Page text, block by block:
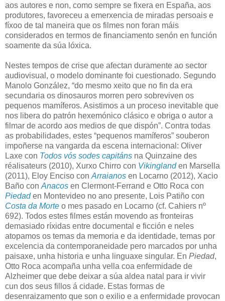
aos autores e non, como sempre se fixera en España, aos
produtores, favoreceu a emerxencia de miradas persoais e
fíxoo de tal maneira que os filmes non foran máis
considerados en termos de financiamento senón en función
soamente da súa lóxica.
Nestes tempos de crise que afectan duramente ao sector
audiovisual, o modelo dominante foi cuestionado. Segundo
Manolo González, “do mesmo xeito que no fin da era
secundaria os dinosauros morren pero sobreviven os
pequenos mamíferos. Asistimos a un proceso inevitable que
nos libera do patrón hexemónico clásico e obriga o autor a
filmar de acordo aos medios de que dispón”. Contra todas
as probabilidades, estes “pequenos mamíferos” souberon
impoñerse na vangarda da escena internacional: Oliver
Laxe con Todos vós sodes capitáns na Quinzaine des
réalisateurs (2010), Xurxo Chirro con Vikinglanden Marsella
(2011), Eloy Enciso con Arraianos en Locarno (2012), Xacio
Baño con Anacos en Clermont-Ferrand e Otto Roca con
Piedaden Montevideo no ano presente, Lois Patiño con
Costa da Morte o mes pasado en Locarno (cf. Cahiers nº
692). Todos estes filmes están movendo as fronteiras
demasiado ríxidas entre documental e ficción e neles
atopamos os temas da memoria e da identidade, temas por
excelencia da contemporaneidade pero marcados por unha
paisaxe, unha historia e unha linguaxe singular. En Piedad,
Otto Roca acompaña unha vella coa enfermidade de
Alzheimer que debe deixar a súa aldea natal para ir vivir
cun dos seus fillos á cidade. Estas formas de
desenraizamento que son o exilio e a enfermidade provocan